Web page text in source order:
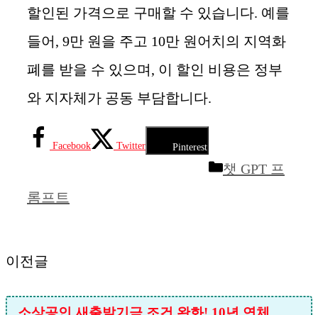
할인된 가격으로 구매할 수 있습니다. 예를
들어, 9만 원을 주고 10만 원어치의 지역화
폐를 받을 수 있으며, 이 할인 비용은 정부
와 지자체가 공동 부담합니다.
Facebook Twitter Pinterest
카
챗 GPT 프
롬프트
이전글